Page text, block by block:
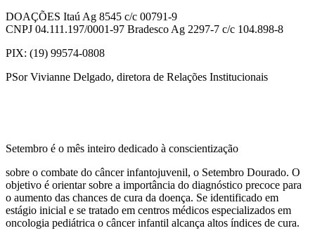
DOAÇÕES Itaú Ag 8545 c/c 00791-9
CNPJ 04.111.197/0001-97 Bradesco Ag 2297-7 c/c 104.898-8
PIX: (19) 99574-0808
PSor Vivianne Delgado, diretora de Relações Institucionais
Setembro é o mês inteiro dedicado à conscientização
sobre o combate do câncer infantojuvenil, o Setembro Dourado. O
objetivo é orientar sobre a importância do diagnóstico precoce para
o aumento das chances de cura da doença. Se identificado em
estágio inicial e se tratado em centros médicos especializados em
oncologia pediátrica o câncer infantil alcança altos índices de cura.